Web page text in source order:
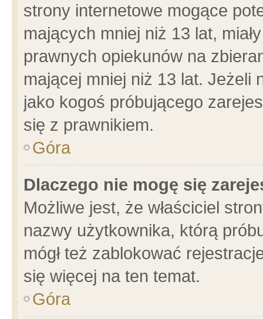
strony internetowe mogące
mających mniej niż 13 lat,
prawnych opiekunów na
mającej mniej niż 13 lat. Jeżeli
jako kogoś próbującego
się z prawnikiem.
Góra
Dlaczego nie mogę się
Możliwe jest, że właściciel
nazwy użytkownika, którą
mógł też zablokować
się więcej na ten temat.
Góra